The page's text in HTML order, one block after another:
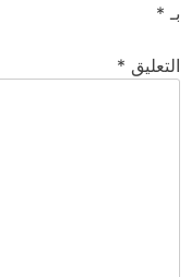
بـ *
التعليق *